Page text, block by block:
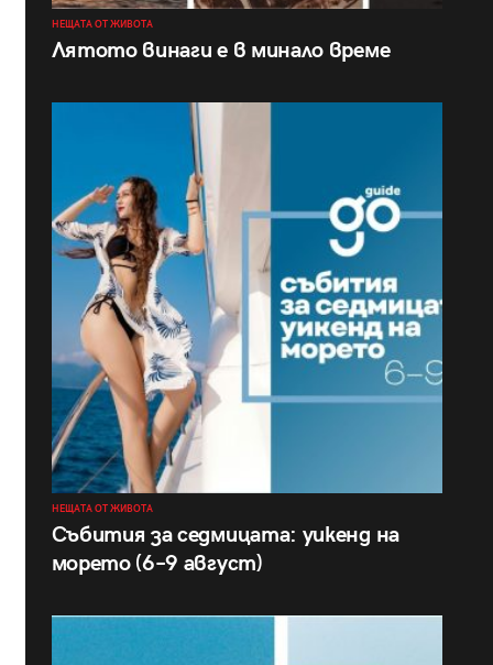
НЕЩАТА ОТ ЖИВОТА
Лятото винаги е в минало време
НЕЩАТА ОТ ЖИВОТА
Събития за седмицата: уикенд на
морето (6–9 август)